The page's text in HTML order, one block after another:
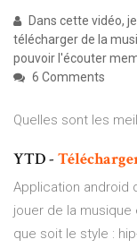
Dans cette vidéo,
télécharger de la
pouvoir l'écouter
6 Comments
Quelles sont les
YTD -
Application android
jouer de la
que soit le style :